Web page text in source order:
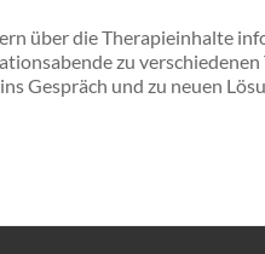
über die Therapieinhalte
zu verschiedenen
Gespräch und zu neuen